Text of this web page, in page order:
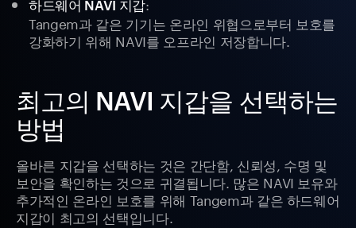
하드웨어 NAVI 지갑
Tangem과 같은 기기는 온라인 위협으로부터 보호를
강화하기 위해 NAVI를 오프라인 저장합니다.
최고의 NAVI 지갑을 선택하는
방법
올바른 지갑을 선택하는 것은 간단함, 신뢰성, 수명 및
보안을 확인하는 것으로 귀결됩니다. 많은 NAVI 보유와
추가적인 온라인 보호를 위해 Tangem과 같은 하드웨어
지갑이 최고의 선택입니다.